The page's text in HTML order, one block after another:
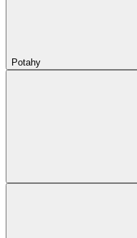
Potahy